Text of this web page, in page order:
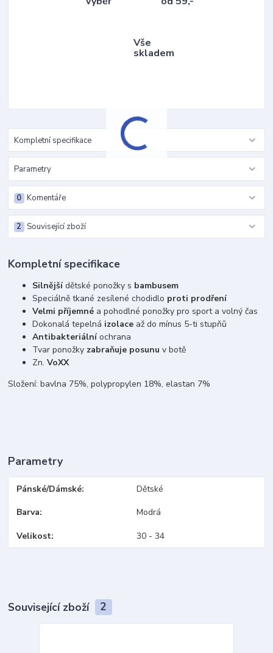
Vše
skladem
Kompletní specifikace
Parametry
Komentáře
0
Související zboží
2
Kompletní specifikace
Silnějšídětské ponožky s bambusem
Speciálně tkané zesílené chodidlo proti prodření
Velmi příjemné a pohodlné ponožky pro sport a volný čas
Dokonalá tepelná izolace až do mínus 5-ti stupňů
Antibakteriálníochrana
Tvar ponožky zabraňuje posunu v botě
Zn.VoXX
Složení: bavlna 75%, polypropylen 18%, elastan 7%
Parametry
Pánské/Dámské Dětské
Barva Modrá
Velikost 30 - 34
Související zboží 2